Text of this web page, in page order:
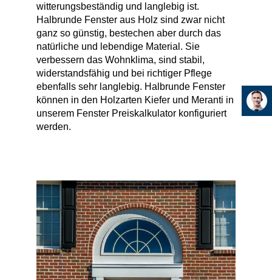
witterungsbeständig und langlebig ist.
Halbrunde Fenster aus Holz sind zwar nicht
ganz so günstig, bestechen aber durch das
natürliche und lebendige Material. Sie
verbessern das Wohnklima, sind stabil,
widerstandsfähig und bei richtiger Pflege
ebenfalls sehr langlebig. Halbrunde Fenster
können in den Holzarten Kiefer und Meranti in
unserem Fenster Preiskalkulator konfiguriert
werden.